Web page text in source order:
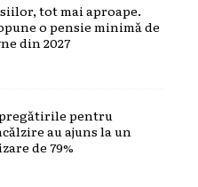
tot mai aproape.
o pensie minimă de
din 2027
pentru
au ajuns la un
de 79%